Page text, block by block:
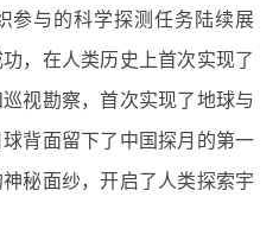
参与的科学探测任务陆续展
，在人类历史上首次实现了
视勘察，首次实现了地球与
背面留下了中国探月的第一
秘面纱，开启了人类探索宇